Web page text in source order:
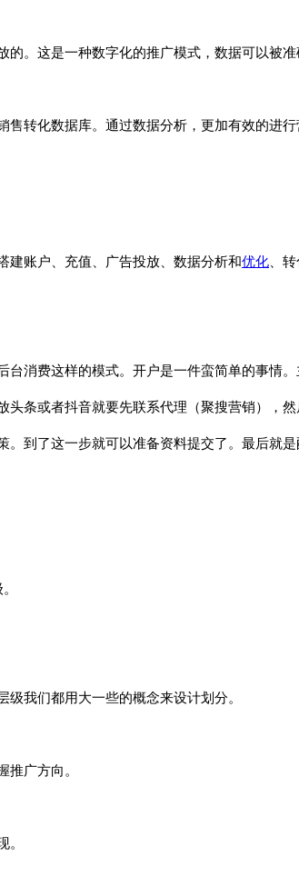
。这是一种数字化的推广模式，数据可以被
转化数据库。通过数据分析，更加有效的进
建账户、充值、广告投放、数据分析和优化 、
费这样的模式。开户是一件蛮简单的事情。
条或者抖音就要先联系代理（聚搜营销），
到了这一步就可以准备资料提交了。最后就是
我们都用大一些的概念来设计划分。
广方向。
。